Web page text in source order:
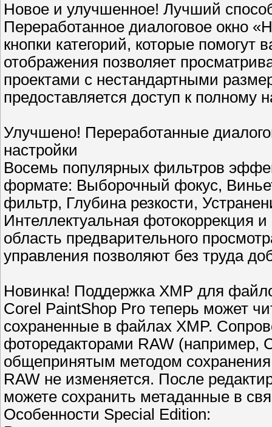
Новое и улучшенное! Лучший
Переработанное диалоговое окно
кнопки категорий, которые помогут
отображения позволяет
проектами с нестандартными
предоставляется доступ к полному
Улучшено! Переработанные
настройки
Восемь популярных фильтров
формате: Выборочный фокус,
фильтр, Глубина резкости,
Интеллектуальная фотокоррекция
область предварительного
управления позволяют без труда
Новинка! Поддержка XMP для
Corel PaintShop Pro теперь может
сохраненные в файлах XMP.
фоторедакторами RAW (например,
общепринятым методом
RAW не изменяется. После
можете сохранить метаданные в
Особенности Special Edition: